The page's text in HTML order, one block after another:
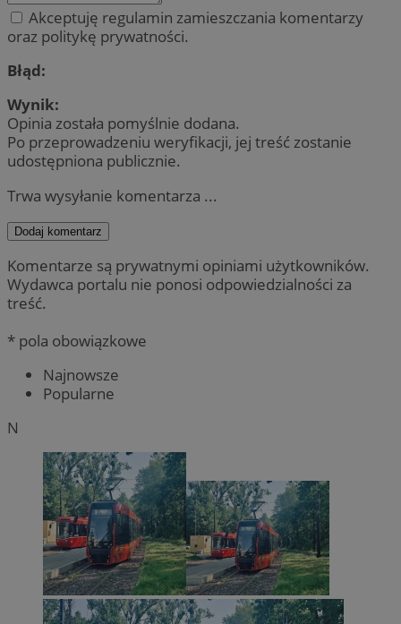
Akceptuję regulamin zamieszczania komentarzy
oraz politykę prywatności.
Błąd:
Wynik:
Opinia została pomyślnie dodana.
Po przeprowadzeniu weryfikacji, jej treść zostanie
udostępniona publicznie.
Trwa wysyłanie komentarza ...
Dodaj komentarz
Komentarze są prywatnymi opiniami użytkowników.
Wydawca portalu nie ponosi odpowiedzialności za
treść.
* pola obowiązkowe
Najnowsze
Popularne
N